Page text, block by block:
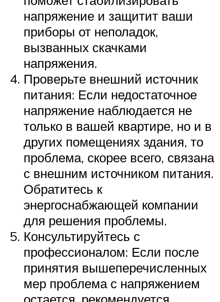
напряжение и защитит ваши
приборы от неполадок,
вызванных скачками
напряжения.
Проверьте внешний источник
питания: Если недостаточное
напряжение наблюдается не
только в вашей квартире, но и в
других помещениях здания, то
проблема, скорее всего, связана
с внешним источником питания.
Обратитесь к
энергоснабжающей компании
для решения проблемы.
Консультируйтесь с
профессионалом: Если после
принятия вышеперечисленных
мер проблема с напряжением